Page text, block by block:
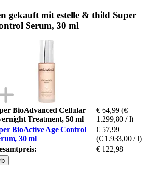
gekauft mit estelle & thild Super
Serum, 30 ml
BioAdvanced Cellular
Treatment, 50 ml
€ 64,99 (€
1.299,80 / l)
BioActive Age Control
30 ml
€ 57,99
(€ 1.933,00 / l)
€ 122,98